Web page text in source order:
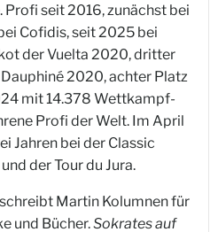
seit 2016, zunächst bei
Cofidis, seit 2025 bei
der Vuelta 2020, dritter
2020, achter Platz
mit 14.378 Wettkampf-
Profi der Welt. Im April
Jahren bei der Classic
der Tour du Jura.
Martin Kolumnen für
und Bücher.Sokrates auf